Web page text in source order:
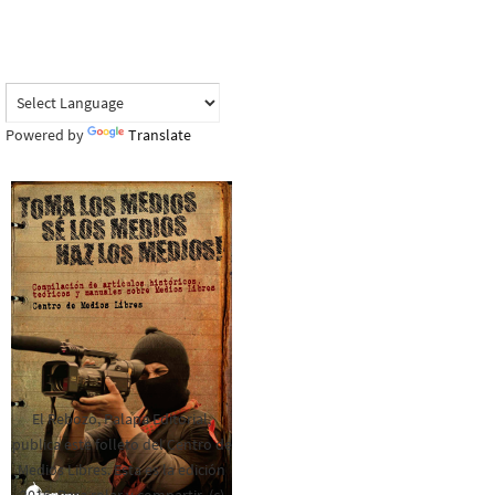
Powered by Translate
El Rebozo, Palapa Editorial,
publica este folleto del Centro de
Medios Libres. Esta es la edición